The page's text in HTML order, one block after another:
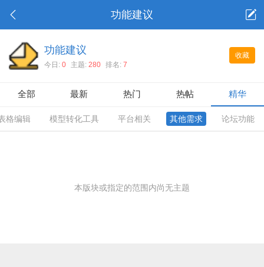
功能建议
收藏
功能建议
今日: 0 主题: 280 排名: 7
全部 最新 热门 热帖 精华
格编辑 模型转化工具 平台相关 其他需求 论坛功能
本版块或指定的范围内尚无主题